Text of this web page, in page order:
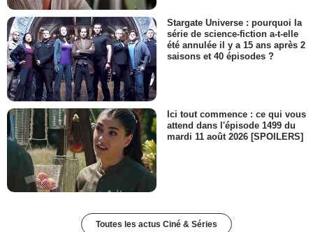
Stargate Universe : pourquoi la
série de science-fiction a-t-elle
été annulée il y a 15 ans après 2
saisons et 40 épisodes ?
Ici tout commence : ce qui vous
attend dans l'épisode 1499 du
mardi 11 août 2026 [SPOILERS]
Toutes les actus Ciné & Séries